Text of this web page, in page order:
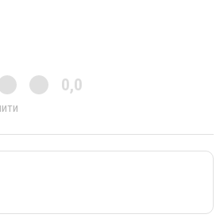
0,0